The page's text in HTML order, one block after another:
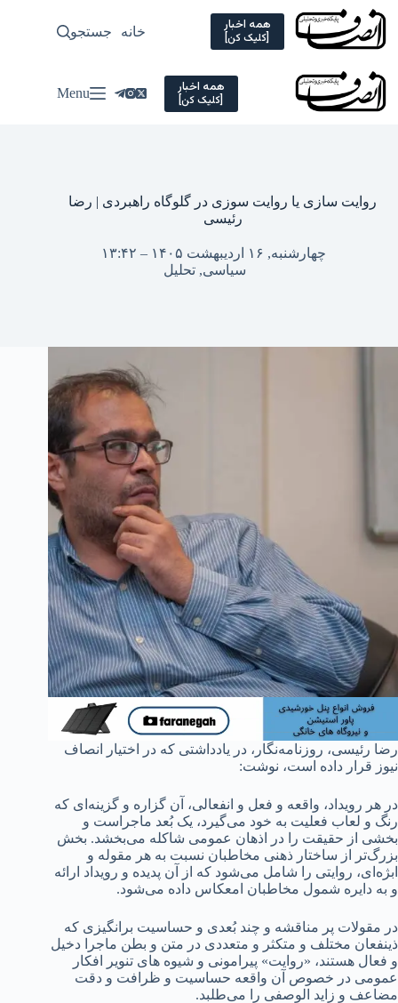
Skip
content
همه اخبار
[کلیک کن] خانه سیاسی
جستجو
همه اخبار
[کلیک کن] Menu
روایت سازی یا روایت سوزی در گلوگاه راهبردی | رضا
رئیسی
چهارشنبه, ۱۶ اردیبهشت ۱۴۰۵ – ۱۳:۴۲
سیاسی, تحلیل
رضا رئیسی، روزنامه‌نگار، در یادداشتی که در اختیار انصاف
نیوز قرار داده است، نوشت:
در هر رویداد، واقعه و فعل و انفعالی، آن گزاره و گزینه‌ای که
رنگ و لعاب فعلیت به خود می‌گیرد، یک بُعد ماجراست و
بخشی از حقیقت را در اذهان عمومی شاکله می‌بخشد. بخش
بزرگ‌تر از ساختار ذهنی مخاطبان نسبت به هر مقوله و
ابژه‌ای، روایتی را شامل می‌شود که از آن پدیده و رویداد ارائه
و به دایره شمول مخاطبان امعکاس داده می‌شود.
در مقولات پر مناقشه و چند بُعدی و حساسیت برانگیزی که
ذینفعان مختلف و متکثر و متعددی در متن و بطن ماجرا دخیل
و فعال هستند، «روایت» پیرامونی و شیوه های تنویر افکار
عمومی در خصوص آن واقعه حساسیت و ظرافت و دقت
مضاعف و زاید الوصفی را می‌طلبد.